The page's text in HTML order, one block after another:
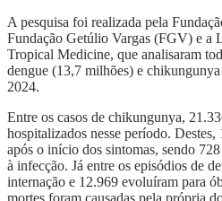
A pesquisa foi realizada pela
Fundação Getúlio Vargas (FGV) e
Tropical Medicine, que analisaram
dengue (13,7 milhões) e
2024.
Entre os casos de chikungunya,
hospitalizados nesse período.
após o início dos sintomas, sendo
à infecção. Já entre os episódios de
internação e 12.969 evoluíram para
mortes foram causadas pela própria